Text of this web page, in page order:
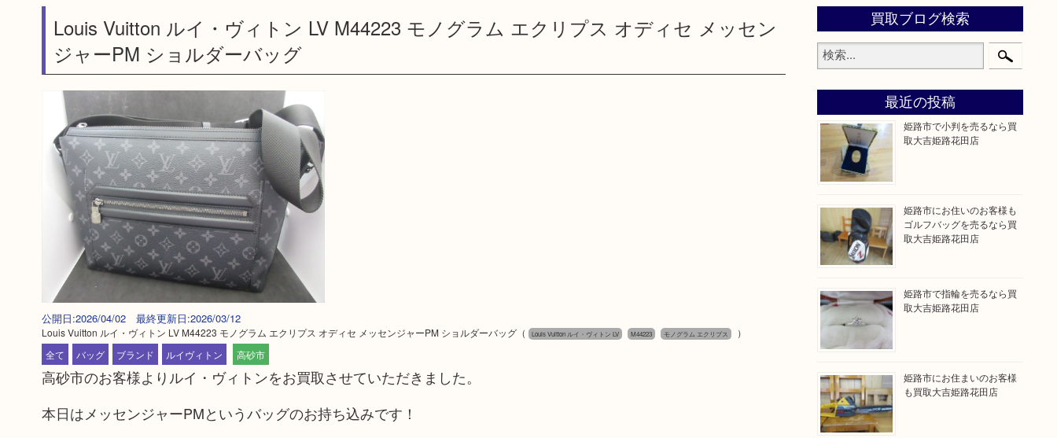
Louis Vuitton ルイ・ヴィトン LV M44223 モノグラム エクリプス オディセ メッセン
ジャーPM ショルダーバッグ
公開日:2026/04/02 最終更新日:2026/03/12
Louis Vuitton ルイ・ヴィトン LV M44223 モノグラム エクリプス オディセ メッセンジャーPM ショルダーバッグ（ Louis Vuitton ルイ・ヴィトン LV M44223 モノグラム エクリプス
）
全て
バッグ ブランド ルイヴィトン 高砂市
高砂市のお客様よりルイ・ヴィトンをお買取させていただきました。
本日はメッセンジャーPMというバッグのお持ち込みです！
買取ブログ検索
最近の投稿
姫路市で小判を売るなら買
取大吉姫路花田店
姫路市にお住いのお客様も
ゴルフバッグを売るなら買
取大吉姫路花田店
姫路市で指輪を売るなら買
取大吉姫路花田店
姫路市にお住まいのお客様
も買取大吉姫路花田店